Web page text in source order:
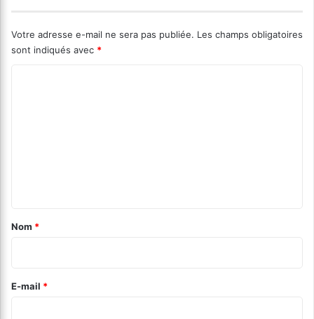
Votre adresse e-mail ne sera pas publiée. Les champs obligatoires
sont indiqués avec *
a
e
Nom *
E-mail *